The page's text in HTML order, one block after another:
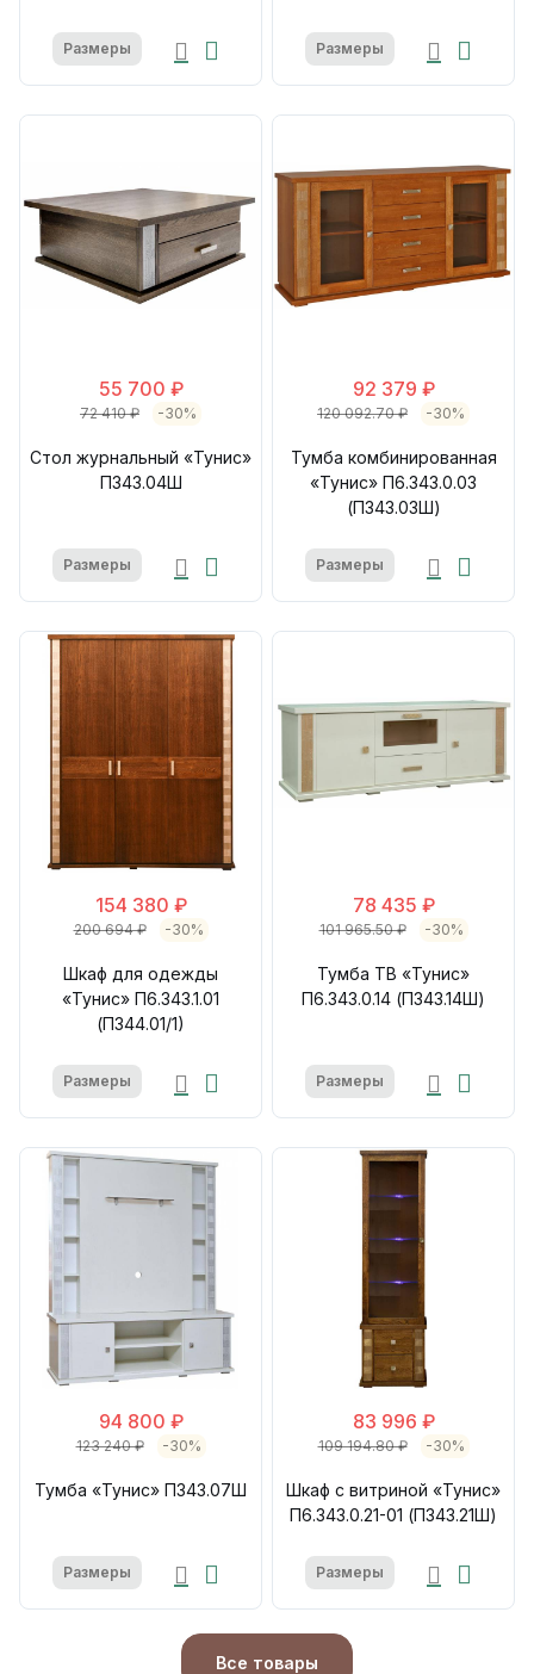
Размеры Размеры
55 700 ₽
72 410 ₽ -30%
Стол журнальный «Тунис»
П343.04Ш
Размеры
92 379 ₽
120 092.70 ₽ -30%
Тумба комбинированная
«Тунис» П6.343.0.03
(П343.03Ш)
Размеры
154 380 ₽
200 694 ₽ -30%
Шкаф для одежды
«Тунис» П6.343.1.01
(П344.01/1)
Размеры
78 435 ₽
101 965.50 ₽ -30%
Тумба ТВ «Тунис»
П6.343.0.14 (П343.14Ш)
Размеры
94 800 ₽
123 240 ₽ -30%
Тумба «Тунис» П343.07Ш
Размеры
83 996 ₽
109 194.80 ₽ -30%
Шкаф с витриной «Тунис»
П6.343.0.21-01 (П343.21Ш)
Размеры
Все товары